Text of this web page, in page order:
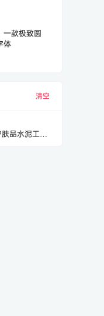
一款极致圆
体
清空
品水泥工业